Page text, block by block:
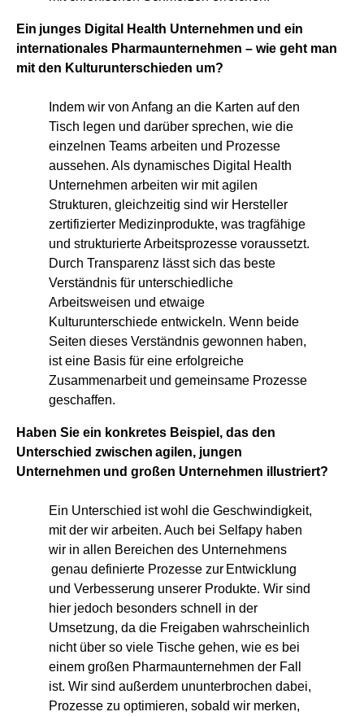
Ein junges Digital Health Unternehmen und ein
internationales Pharmaunternehmen – wie geht man
mit den Kulturunterschieden um?
Indem wir von Anfang an die Karten auf den
Tisch legen und darüber sprechen, wie die
einzelnen Teams arbeiten und Prozesse
aussehen. Als dynamisches Digital Health
Unternehmen arbeiten wir mit agilen
Strukturen, gleichzeitig sind wir Hersteller
zertifizierter Medizinprodukte, was tragfähige
und strukturierte Arbeitsprozesse voraussetzt.
Durch Transparenz lässt sich das beste
Verständnis für unterschiedliche
Arbeitsweisen und etwaige
Kulturunterschiede entwickeln. Wenn beide
Seiten dieses Verständnis gewonnen haben,
ist eine Basis für eine erfolgreiche
Zusammenarbeit und gemeinsame Prozesse
geschaffen.
Haben Sie ein konkretes Beispiel, das den
Unterschied zwischen agilen, jungen
Unternehmen und großen Unternehmen illustriert?
Ein Unterschied ist wohl die Geschwindigkeit,
mit der wir arbeiten. Auch bei Selfapy haben
wir in allen Bereichen des Unternehmens
genau definierte Prozesse zur Entwicklung
und Verbesserung unserer Produkte. Wir sind
hier jedoch besonders schnell in der
Umsetzung, da die Freigaben wahrscheinlich
nicht über so viele Tische gehen, wie es bei
einem großen Pharmaunternehmen der Fall
ist. Wir sind außerdem ununterbrochen dabei,
Prozesse zu optimieren, sobald wir merken,